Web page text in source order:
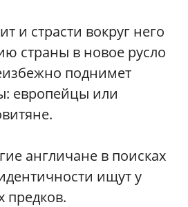
и страсти вокруг него
страны в новое русло
поднимет
европейцы или
англичане в поисках
ищут у
предков.